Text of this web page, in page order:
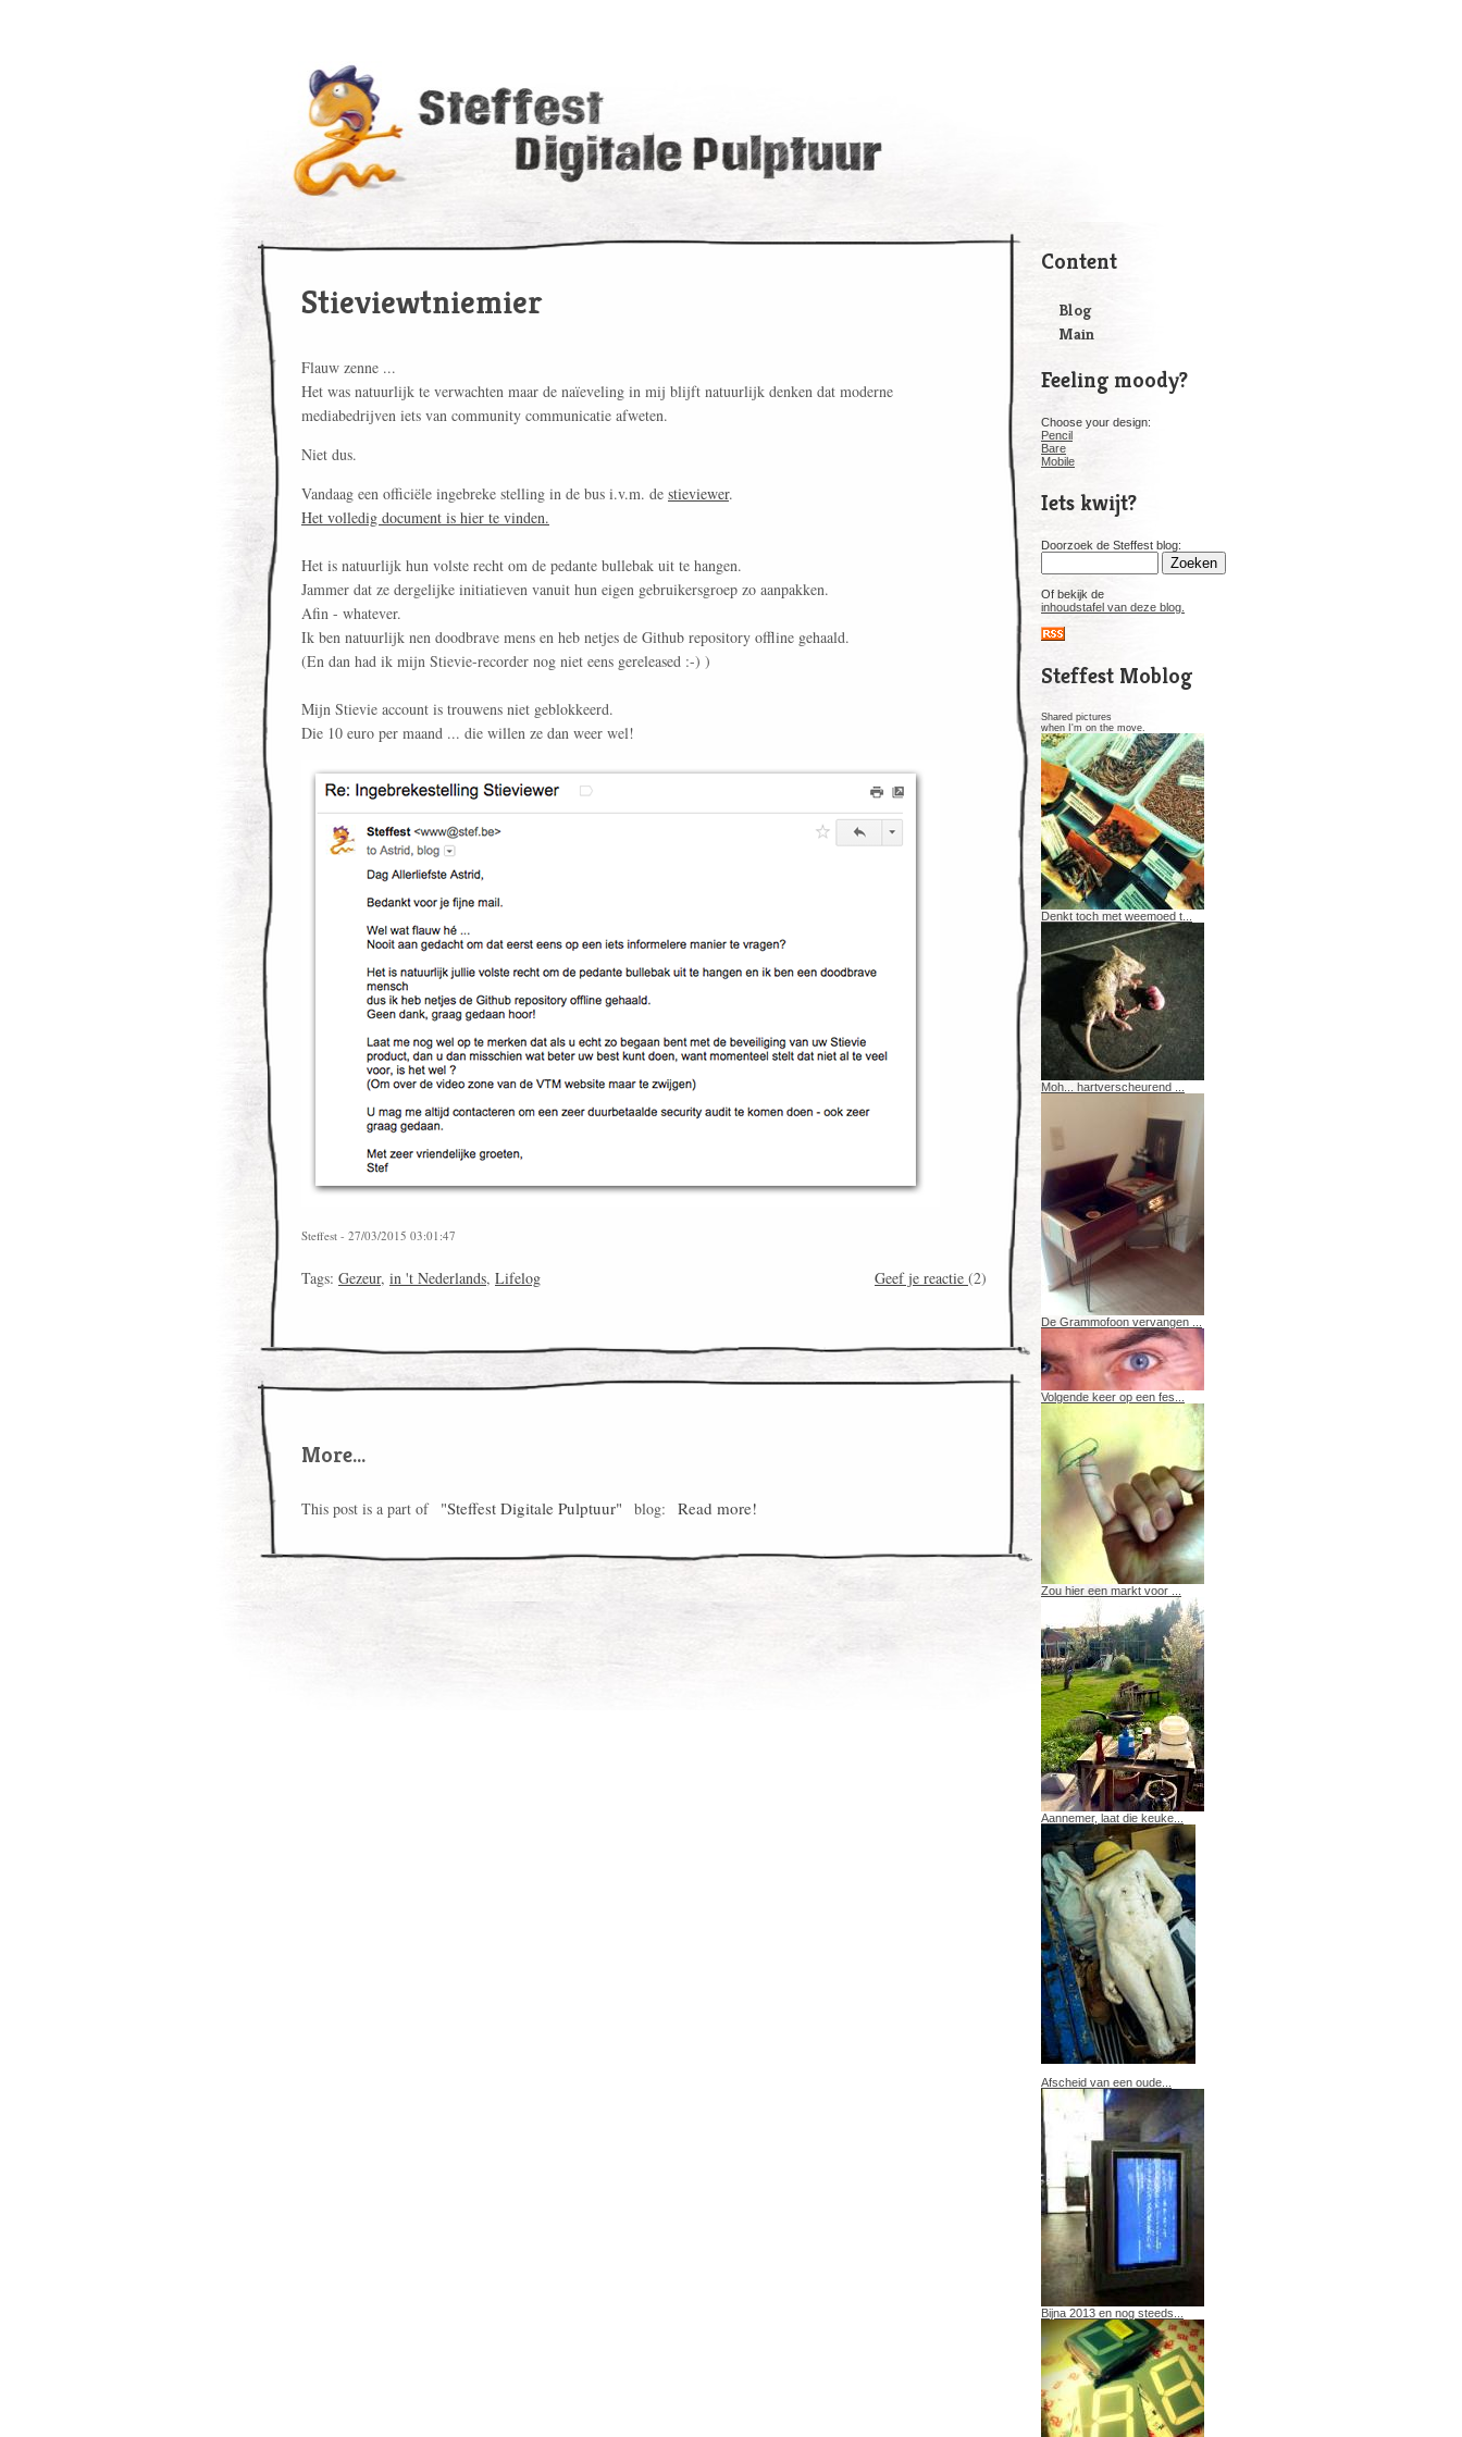
Stieviewtniemier
Flauw zenne ...
Het was natuurlijk te verwachten maar de naïeveling in mij blijft natuurlijk denken dat moderne
mediabedrijven iets van community communicatie afweten.
Niet dus.
Vandaag een officiële ingebreke stelling in de bus i.v.m. de stieviewer.
Het volledig document is hier te vinden.
Het is natuurlijk hun volste recht om de pedante bullebak uit te hangen.
Jammer dat ze dergelijke initiatieven vanuit hun eigen gebruikersgroep zo aanpakken.
Afin - whatever.
Ik ben natuurlijk nen doodbrave mens en heb netjes de Github repository offline gehaald.
(En dan had ik mijn Stievie-recorder nog niet eens gereleased :-) )
Mijn Stievie account is trouwens niet geblokkeerd.
Die 10 euro per maand ... die willen ze dan weer wel!
Steffest - 27/03/2015 03:01:47
Tags: Gezeur, in 't Nederlands, Lifelog Geef je reactie (2)
More...
This post is a part of "Steffest Digitale Pulptuur" blog: Read more!
Content
Blog
Main
Feeling moody?
Choose your design:
Pencil
Bare
Mobile
Iets kwijt?
Doorzoek de Steffest blog:
Of bekijk de
inhoudstafel van deze blog.
Steffest Moblog
Shared pictures
when I'm on the move.
Denkt toch met weemoed t...
Moh... hartverscheurend ...
De Grammofoon vervangen ...
Volgende keer op een fes...
Zou hier een markt voor ...
Aannemer, laat die keuke...
Afscheid van een oude...
Bijna 2013 en nog steeds...